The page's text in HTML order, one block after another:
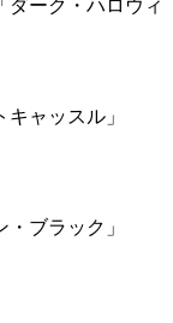
ダーク・ハロウィ
ャッスル」
ブラック」